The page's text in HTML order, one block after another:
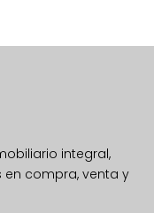
integral,
compra, venta y